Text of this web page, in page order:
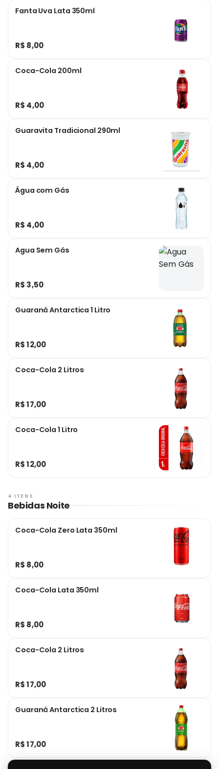
Fanta Uva Lata 350ml
R$ 8,00
Coca-Cola 200ml
R$ 4,00
Guaravita Tradicional 290ml
R$ 4,00
Água com Gás
R$ 4,00
Agua Sem Gás
R$ 3,50
Guaraná Antarctica 1 Litro
R$ 12,00
Coca-Cola 2 Litros
R$ 17,00
Coca-Cola 1 Litro
R$ 12,00
4 ITENS
Bebidas Noite
Coca-Cola Zero Lata 350ml
R$ 8,00
Coca-Cola Lata 350ml
R$ 8,00
Coca-Cola 2 Litros
R$ 17,00
Guaraná Antarctica 2 Litros
R$ 17,00